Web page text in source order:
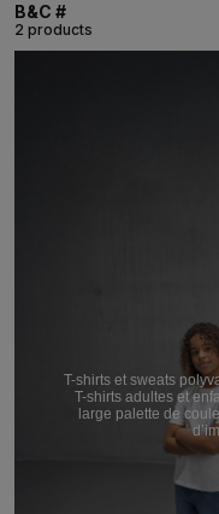
B&C #
2 products
T-shirts et sweats
T-shirts adultes et
large palette de